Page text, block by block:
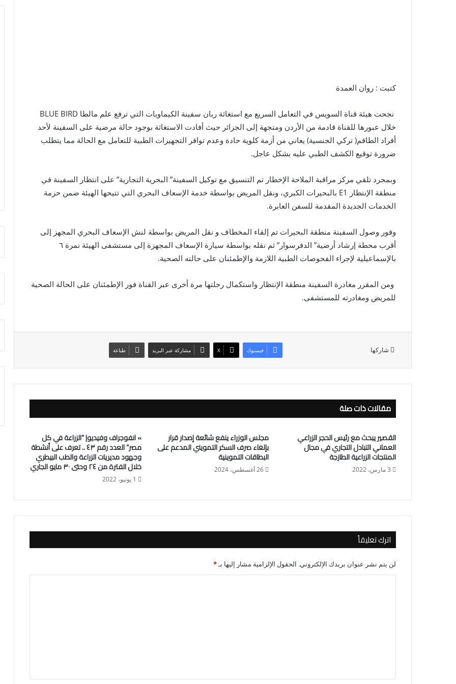
كتبت : روان العمدة
نجحت هيئة قناة السويس في التعامل السريع مع استغاثة ربان سفينة الكيماويات التي ترفع علم مالطا BLUE BIRD
خلال عبورها للقناة قادمة من الأردن ومتجهة إلى الجزائر حيث أفادت الاستغاثة بوجود حالة مرضية على السفينة لأحد
أفراد الطاقم( تركي الجنسية) يعاني من أزمة كلوية حادة وعدم توافر التجهيزات الطبية للتعامل مع الحالة مما يتطلب
ضرورة توقيع الكشف الطبي عليه بشكل عاجل.
وبمجرد تلقي مركز مراقبة الملاحة الإخطار تم التنسيق مع توكيل السفينة” البحرية التجارية” على انتظار السفينة في
منطقة الإنتظار E1 بالبحيرات الكبري، ونقل المريض بواسطة خدمة الإسعاف البحري التي تتيحها الهيئة ضمن حزمة
الخدمات الجديدة المقدمة للسفن العابرة.
وفور وصول السفينة منطقة البحيرات تم إلقاء المخطاف و نقل المريض بواسطة لنش الإسعاف البحري المجهز إلى
أقرب محطة إرشاد أرضية” الدفرسوار” ثم نقله بواسطة سيارة الإسعاف المجهزة إلى مستشفى الهيئة نمرة ٦
بالإسماعيلية لإجراء الفحوصات الطبية اللازمة والإطمئنان على حالته الصحية.
ومن المقرر مغادرة السفينة منطقة الإنتظار واستكمال رحلتها مرة أخرى عبر القناة فور الإطمئنان على الحالة الصحية
للمريض ومغادرته للمستشفى.
شاركها فيسبوك X مشاركة عبر البريد طباعة
مقالات ذات صلة
القصير يبحث مع رئيس الحجر الزراعي
العماني التبادل التجاري في مجال
المنتجات الزراعية الطازجة
3 مارس، 2022
مجلس الوزراء ينفع شائعة إصدار قرار
بإلغاء صرف السكر التمويني المدعم على
البطاقات التموينية
26 أغسطس، 2024
» انفوجراف وفيديو| “الزراعة في كل
مصر” العدد رقم ٤٣ .. تعرف على أنشطة
وجهود مديريات الزراعة والطب البيطري
خلال الفترة من ٢٤ وحتى ٣٠ مايو الجاري
1 يونيو، 2022
اترك تعليقاً
لن يتم نشر عنوان بريدك الإلكتروني. الحقول الإلزامية مشار إليها بـ*